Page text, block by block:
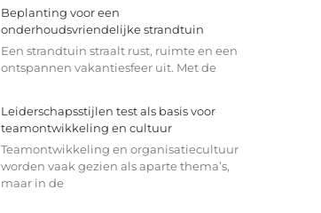
Beplanting voor een
onderhoudsvriendelijke strandtuin
Een strandtuin straalt rust, ruimte en een
ontspannen vakantiesfeer uit. Met de
Leiderschapsstijlen test als basis voor
teamontwikkeling en cultuur
Teamontwikkeling en organisatiecultuur
worden vaak gezien als aparte thema’s,
maar in de